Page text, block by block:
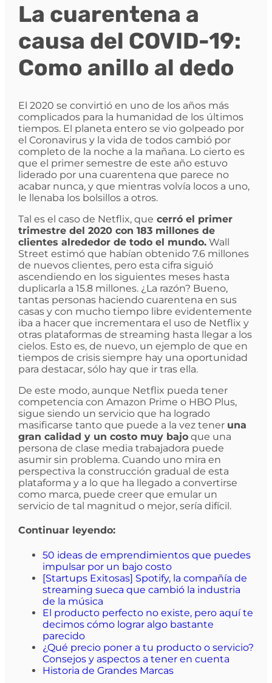
La cuarentena a
causa del COVID-19:
Como anillo al dedo
El 2020 se convirtió en uno de los años más
complicados para la humanidad de los últimos
tiempos. El planeta entero se vio golpeado por
el Coronavirus y la vida de todos cambió por
completo de la noche a la mañana. Lo cierto es
que el primer semestre de este año estuvo
liderado por una cuarentena que parece no
acabar nunca, y que mientras volvía locos a uno,
le llenaba los bolsillos a otros.
Tal es el caso de Netflix, que cerró el primer
trimestre del 2020 con 183 millones de
clientes alrededor de todo el mundo.Wall
Street estimó que habían obtenido 7.6 millones
de nuevos clientes, pero esta cifra siguió
ascendiendo en los siguientes meses hasta
duplicarla a 15.8 millones. ¿La razón? Bueno,
tantas personas haciendo cuarentena en sus
casas y con mucho tiempo libre evidentemente
iba a hacer que incrementara el uso de Netflix y
otras plataformas de streaming hasta llegar a los
cielos. Esto es, de nuevo, un ejemplo de que en
tiempos de crisis siempre hay una oportunidad
para destacar, sólo hay que ir tras ella.
De este modo, aunque Netflix pueda tener
competencia con Amazon Prime o HBO Plus,
sigue siendo un servicio que ha logrado
masificarse tanto que puede a la vez tener una
gran calidad y un costo muy bajoque una
persona de clase media trabajadora puede
asumir sin problema. Cuando uno mira en
perspectiva la construcción gradual de esta
plataforma y a lo que ha llegado a convertirse
como marca, puede creer que emular un
servicio de tal magnitud o mejor, sería difícil.
Continuar leyendo:
50 ideas de emprendimientos que puedes
impulsar por un bajo costo
[Startups Exitosas] Spotify, la compañía de
streaming sueca que cambió la industria
de la música
El producto perfecto no existe, pero aquí te
decimos cómo lograr algo bastante
parecido
¿Qué precio poner a tu producto o servicio?
Consejos y aspectos a tener en cuenta
Historia de Grandes Marcas